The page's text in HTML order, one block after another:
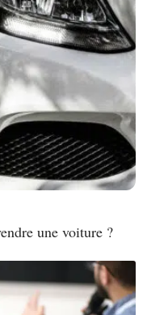
une voiture ?